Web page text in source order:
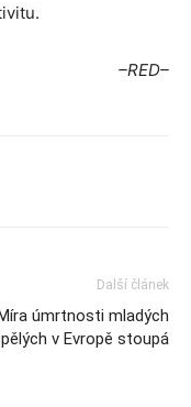
–RED–
Další článek
úmrtnosti mladých
v Evropě stoupá